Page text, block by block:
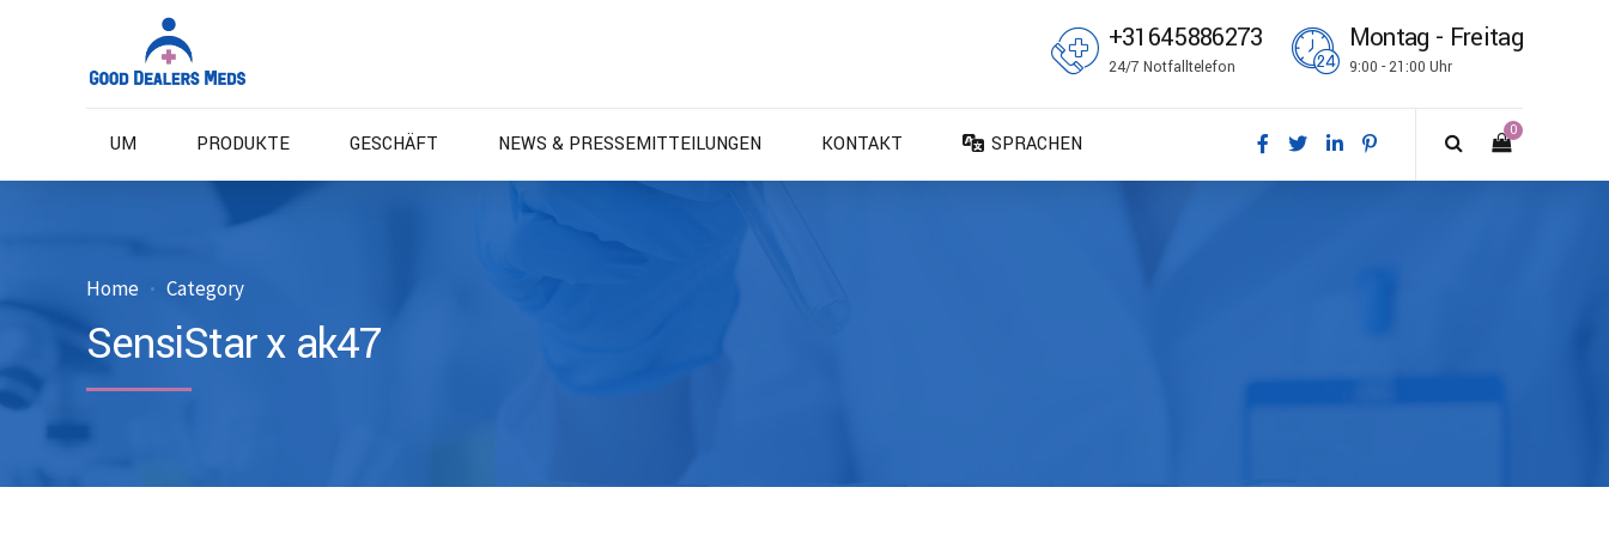
+31645886273
24/7 Notfalltelefon
Montag - Freitag
9:00 - 21:00 Uhr
0
UM PRODUKTE GESCHÄFT NEWS & PRESSEMITTEILUNGEN KONTAKT
SPRACHEN
Home Category
SensiStar x ak47